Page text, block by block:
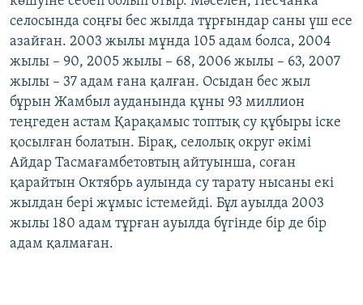
селосында соңғы бес жылда тұрғындар саны үш есе
азайған. 2003 жылы мұнда 105 адам болса, 2004
жылы – 90, 2005 жылы – 68, 2006 жылы – 63, 2007
жылы – 37 адам ғана қалған. Осыдан бес жыл
бұрын Жамбыл ауданында құны 93 миллион
теңгеден астам Қарақамыс топтық су құбыры іске
қосылған болатын. Бірақ, селолық округ әкімі
Айдар Тасмағамбетовтың айтуынша, соған
қарайтын Октябрь аулында су тарату нысаны екі
жылдан бері жұмыс істемейді. Бұл ауылда 2003
жылы 180 адам тұрған ауылда бүгінде бір де бір
адам қалмаған.